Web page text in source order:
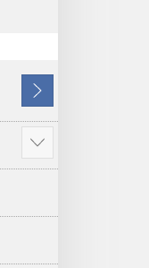
Επόμενο
Προβολή
περισσότερων